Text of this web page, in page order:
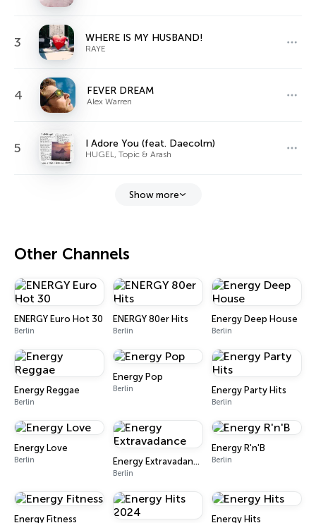
3 WHERE IS MY HUSBAND!
RAYE
4 FEVER DREAM
Alex Warren
5 I Adore You (feat. Daecolm)
HUGEL, Topic & Arash
Show more
Other Channels
ENERGY Euro Hot 30
Berlin
ENERGY 80er Hits
Berlin
Energy Deep House
Berlin
Energy Reggae
Berlin
Energy Pop
Berlin Energy Party Hits
Berlin
Energy Love
Berlin Energy Extravadance
Berlin
Energy R'n'B
Berlin
Energy Fitness Energy Hits